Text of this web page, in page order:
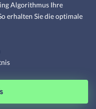
Algorithmus Ihre
erhalten Sie die optimale